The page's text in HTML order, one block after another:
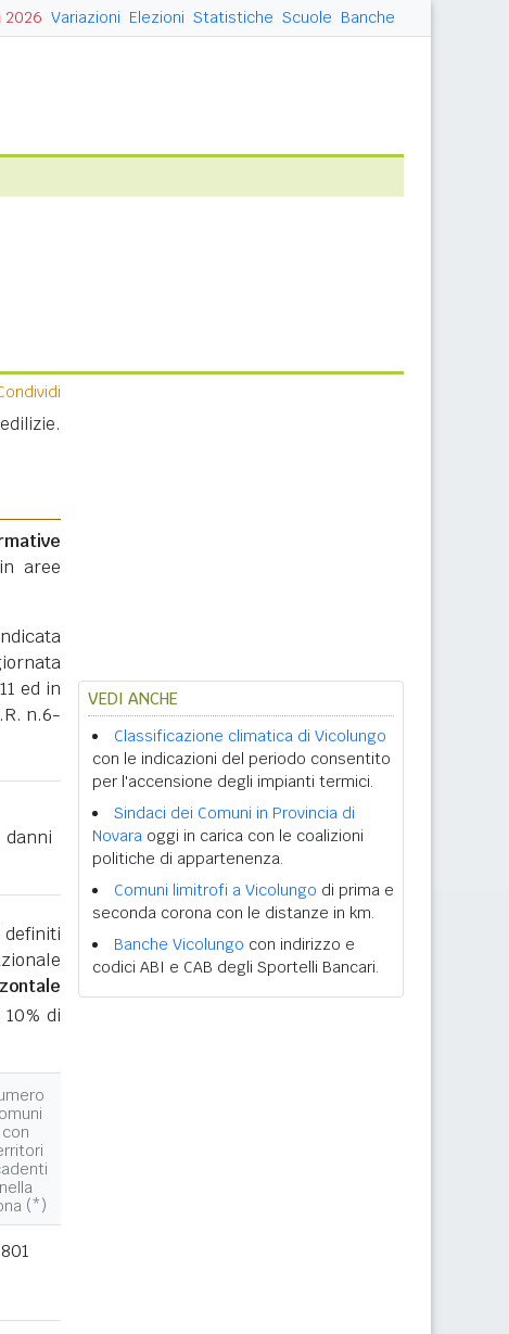
2026 Variazioni Elezioni Statistiche Scuole Banche
aree
ed in
n.6-
definiti
di
con
nella
(*)
801
VEDI ANCHE
Classificazione climatica di Vicolungo
con le indicazioni del periodo consentito
per l'accensione degli impianti termici.
Sindaci dei Comuni in Provincia di
Novara oggi in carica con le coalizioni
politiche di appartenenza.
Comuni limitrofi a Vicolungo di prima e
seconda corona con le distanze in km.
Banche Vicolungo con indirizzo e
codici ABI e CAB degli Sportelli Bancari.